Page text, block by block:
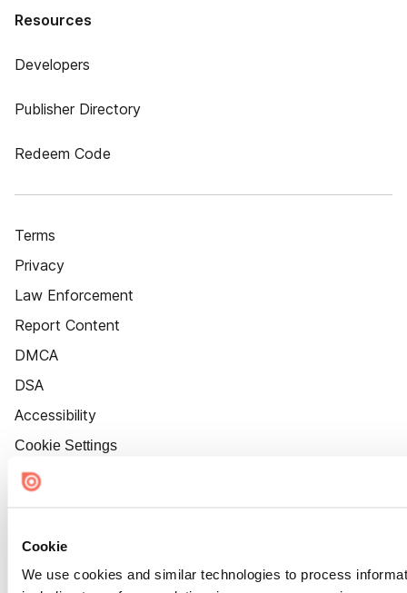
Cookie
We use cookies and similar technologies to process
Resources
Developers
Publisher Directory
Redeem Code
Terms
Privacy
Law Enforcement
Report Content
DMCA
DSA
Accessibility
Cookie Settings